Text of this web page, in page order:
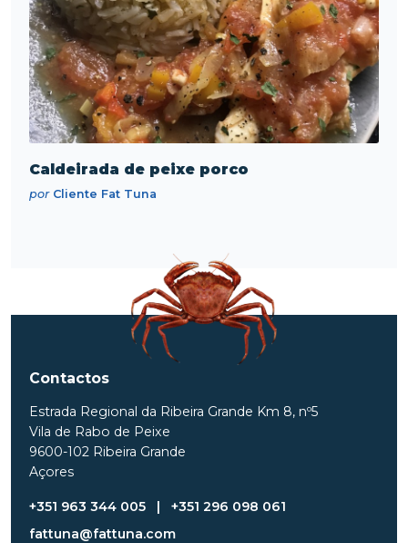
Caldeirada de peixe porco
porCliente Fat Tuna
Contactos
Estrada Regional da Ribeira Grande Km 8, nº5
Vila de Rabo de Peixe
9600-102 Ribeira Grande
Açores
+351 963 344 005 |
+351 296 098 061
fattuna@fattuna.com